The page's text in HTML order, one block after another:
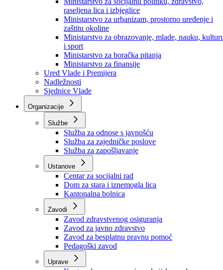
Ministarstvo za pravosuđe, upravu i radne odnose
Ministarstvo za unutrašnje poslove
Ministarstvo za socijalnu politiku, zdravstvo,
raseljena lica i izbjeglice
Ministarstvo za urbanizam, prostorno uređenje i
zaštitu okoline
Ministarstvo za obrazovanje, mlade, nauku,
i sport
Ministarstvo za boračka pitanja
Ministarstvo za finansije
Ured Vlade i Premijera
Nadležnosti
Sjednice Vlade
Organizacije
Službe
Služba za odnose s javnošću
Služba za zajedničke poslove
Služba za zapošljavanje
Ustanove
Centar za socijalni rad
Dom za stara i iznemogla lica
Kantonalna bolnica
Zavodi
Zavod zdravstvenog osiguranja
Zavod za javno zdravstvo
Zavod za besplatnu pravnu pomoć